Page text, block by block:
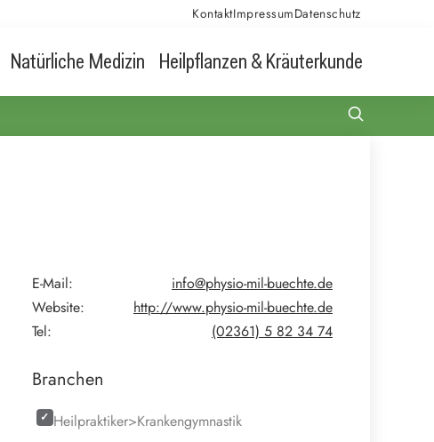
KontaktImpressumDatenschutz
Natürliche Medizin Heilpflanzen & Kräuterkunde
E-Mail:
info@physio-mil-buechte.de
Website:
http://www.physio-mil-buechte.de
Tel:
(02361) 5 82 34 74
Branchen
Heilpraktiker>Krankengymnastik